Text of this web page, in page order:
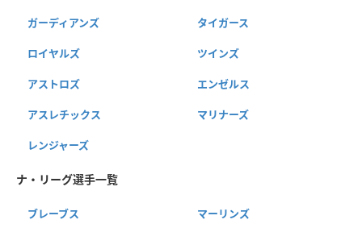
ガーディアンズ タイガース
ロイヤルズ ツインズ
アストロズ エンゼルス
アスレチックス マリナーズ
レンジャーズ
ナ・リーグ選手一覧
ブレーブス マーリンズ